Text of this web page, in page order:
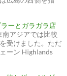
ーとガラガラ店
南アジアでは比較
受けました。ただ
ーン Highlands